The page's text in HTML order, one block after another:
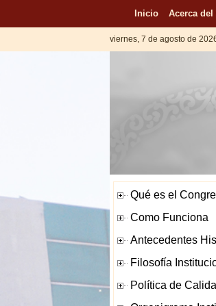
Inicio Acerca del
viernes, 7 de agosto de